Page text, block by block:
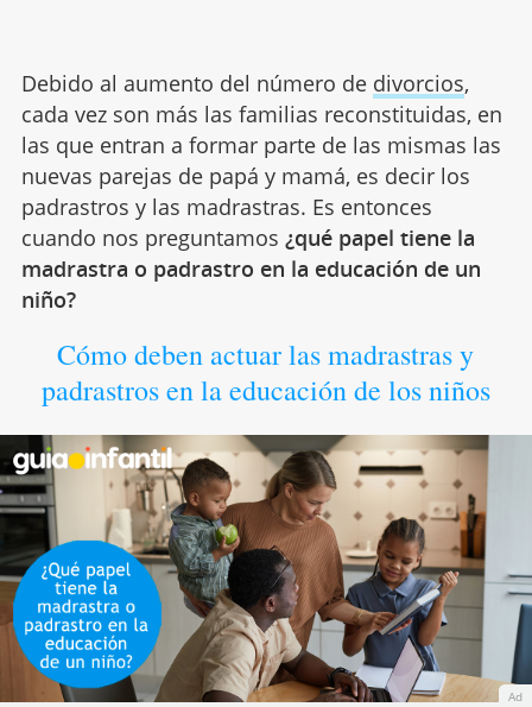
Debido al aumento del número de divorcios,
cada vez son más las familias reconstituidas, en
las que entran a formar parte de las mismas las
nuevas parejas de papá y mamá, es decir los
padrastros y las madrastras. Es entonces
cuando nos preguntamos ¿qué papel tiene la
madrastra o padrastro en la educación de un
niño?
Cómo deben actuar las madrastras y
padrastros en la educación de los niños
Ad